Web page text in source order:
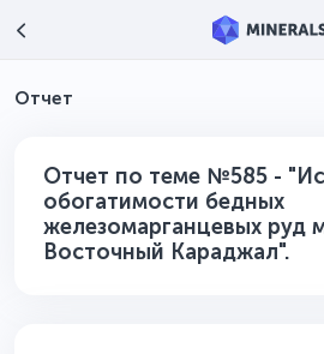
Отчет
Отчет по теме №585 -
обогатимости бедных
железомарганцевых руд
Восточный Караджал".